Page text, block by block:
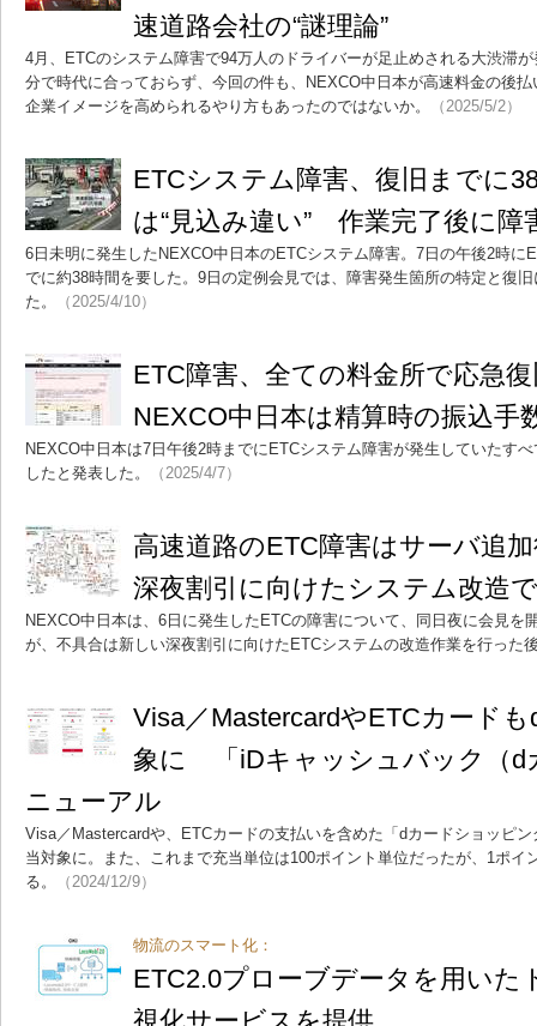
速道路会社の“謎理論”
4月、ETCのシステム障害で94万人のドライバーが足止めされる大渋滞
分で時代に合っておらず、今回の件も、NEXCO中日本が高速料金の後
企業イメージを高められるやり方もあったのではないか。
（2025/5/2）
ETCシステム障害、復旧までに
は“見込み違い” 作業完了後に障
6日未明に発生したNEXCO中日本のETCシステム障害。7日の午後2時に
でに約38時間を要した。9日の定例会見では、障害発生箇所の特定と復
た。
（2025/4/10）
ETC障害、全ての料金所で応急
NEXCO中日本は精算時の振込手
NEXCO中日本は7日午後2時までにETCシステム障害が発生していたす
したと発表した。
（2025/4/7）
高速道路のETC障害はサーバ追
深夜割引に向けたシステム改造で
NEXCO中日本は、6日に発生したETCの障害について、同日夜に会見を
が、不具合は新しい深夜割引に向けたETCシステムの改造作業を行った
Visa／MastercardやETCカード
象に 「iDキャッシュバック（d
ニューアル
Visa／Mastercardや、ETCカードの支払いを含めた「dカードショッピ
当対象に。また、これまで充当単位は100ポイント単位だったが、1ポイ
る。
（2024/12/9）
物流のスマート化：
ETC2.0プローブデータを用いた